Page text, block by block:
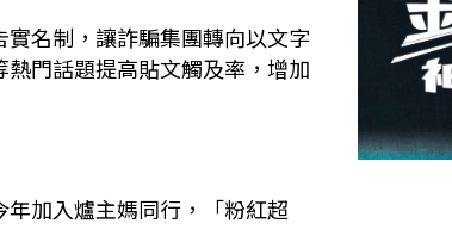
名制，讓詐騙集團轉向以文字
門話題提高貼文觸及率，增加
年加入爐主媽同行，「粉紅超